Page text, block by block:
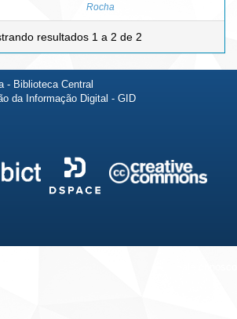
Rocha
resultados 1 a 2 de 2
- Biblioteca Central
da Informação Digital - GID